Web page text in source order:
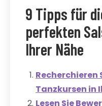
9 Tipps für
perfekten
Ihrer Nähe
Recherchieren
Tanzkursen in
Lesen Sie